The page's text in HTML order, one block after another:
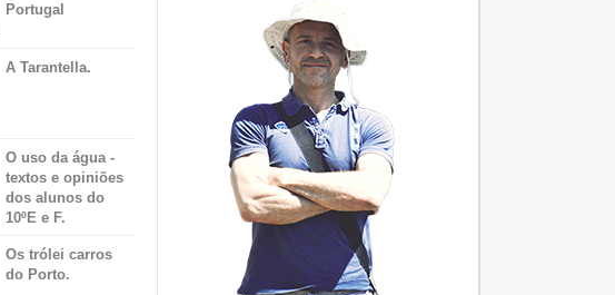
Portugal
A Tarantella.
O uso da água -
textos e opiniões
dos alunos do
10ºE e F.
Os trólei carros
do Porto.